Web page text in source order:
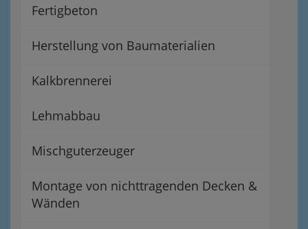
Fertigbeton
Herstellung von Baumaterialien
Kalkbrennerei
Lehmabbau
Mischguterzeuger
Montage von nichttragenden Decken &
Wänden